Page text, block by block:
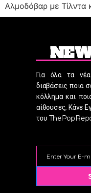
Αλμοδόβαρ με Τίλντα
Για όλα τα
διαβάσεις ποια
κόλλημα και
αίθουσες, Κάνε
του